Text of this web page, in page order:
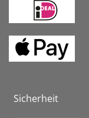
Sicherheit